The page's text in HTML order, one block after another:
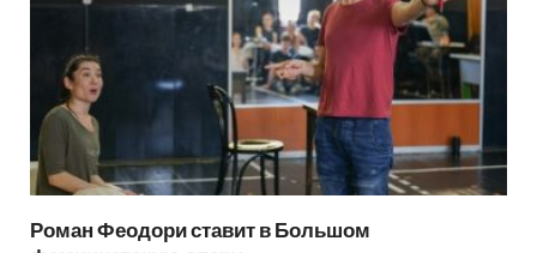
Роман Феодори ставит в Большом